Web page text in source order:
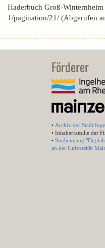
Haderbuch Groß-
1/pagination/21/ (Abgerufen
Förderer
• Archiv der Stadt
• Inhaberfamilie der
• Studiengang
an der Universität